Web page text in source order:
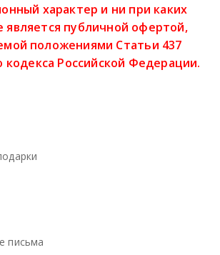
характер и ни при каких
является публичной офертой,
положениями Статьи 437
кодекса Российской Федерации.
письма